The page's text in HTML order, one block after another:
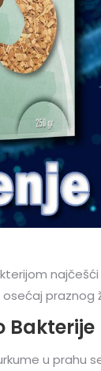
Bakterije
u prahu